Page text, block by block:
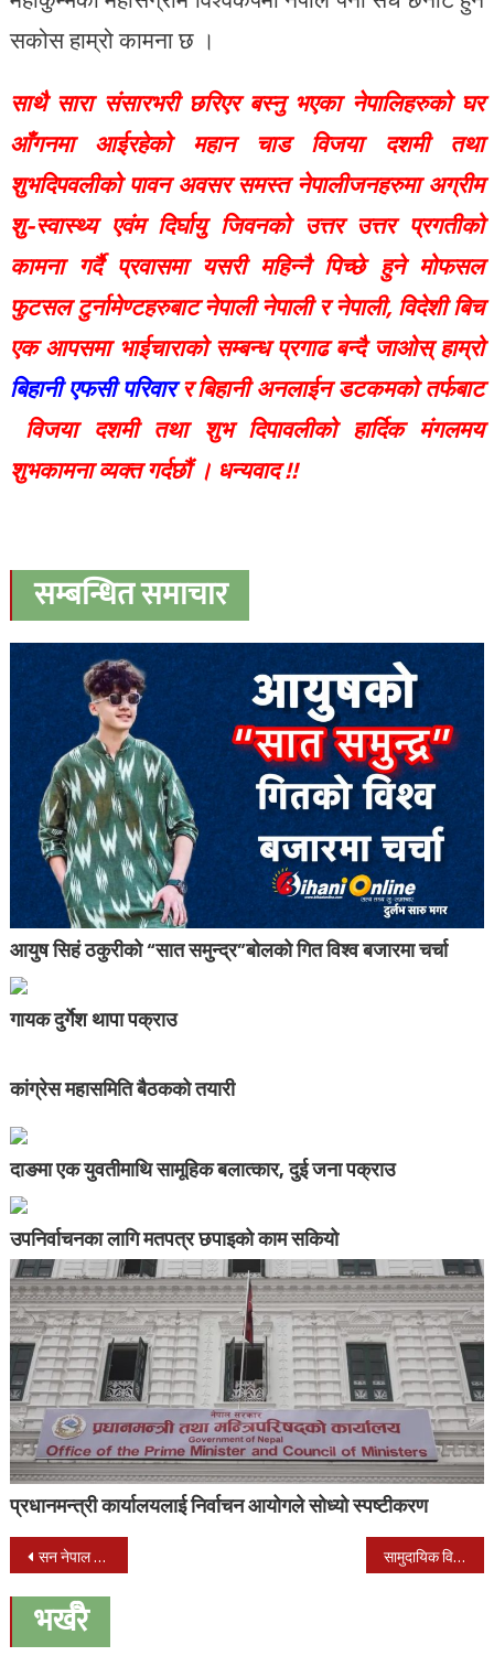
सकोस हाम्रो कामना छ ।
साथै सारा संसारभरी छरिएर बस्नु भएका नेपालिहरुको घर
आँगनमा आईरहेको महान चाड विजया दशमी तथा
शुभदिपवलीको पावन अवसर समस्त नेपालीजनहरुमा अग्रीम
शु-स्वास्थ्य एवंम दिर्घायु जिवनको उत्तर उत्तर प्रगतीको
कामना गर्दै प्रवासमा यसरी महिन्नै पिच्छे हुने मोफसल
फुटसल टुर्नामेण्टहरुबाट नेपाली नेपाली र नेपाली, विदेशी बिच
एक आपसमा भाईचाराको सम्बन्ध प्रगाढ बन्दै जाओस् हाम्रो
बिहानी एफसी परिवारर बिहानी अनलाईन डटकमको तर्फबाट
विजया दशमी तथा शुभ दिपावलीको हार्दिक मंगलमय
शुभकामना व्यक्त गर्दछौं । धन्यवाद !!
सम्बन्धित समाचार
आयुष सिहं ठकुरीको “सात समुन्द्र”बोलको गित विश्व बजारमा चर्चा
गायक दुर्गेश थापा पक्राउ
कांग्रेस महासमिति बैठकको तयारी
दाङमा एक युवतीमाथि सामूहिक बलात्कार, दुई जना पक्राउ
उपनिर्वाचनका लागि मतपत्र छपाइको काम सकियो
प्रधानमन्त्री कार्यालयलाई निर्वाचन आयोगले सोध्यो स्पष्टीकरण
Post
navigation
सन नेपाल लाईफ इन्स्योरेन्स कम्पनी लिमिटेडले गर्यो रक्तदान कार्यक्रम सामुदायिक विद्यालयमा छुट्टै पहिचान बनाउन सफल शिवपुरी मावि ७१ औं वर्षमा
भर्खरै